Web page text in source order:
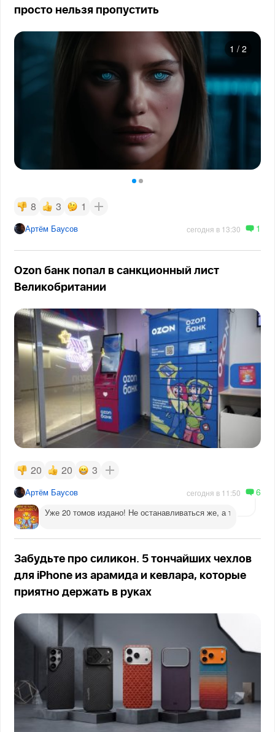
просто нельзя пропустить
1 / 2
8 3 1
Артём Баусов сегодня в 13:30 1
Ozon банк попал в санкционный лист
Великобритании
20 20 3
Артём Баусов сегодня в 11:50 6
Уже 20 томов издано! Не останавливаться же, а то
Забудьте про силикон. 5 тончайших чехлов
для iPhone из арамида и кевлара, которые
приятно держать в руках